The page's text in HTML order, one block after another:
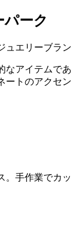
ーク
エリーブラ
アイテム
トのアクセ
手作業でカ